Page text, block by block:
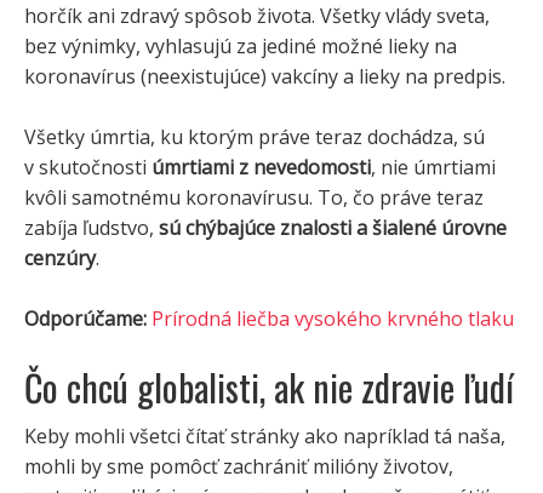
horčík ani zdravý spôsob života. Všetky vlády sveta,
bez výnimky, vyhlasujú za jediné možné lieky na
koronavírus (neexistujúce) vakcíny a lieky na predpis.
Všetky úmrtia, ku ktorým práve teraz dochádza, sú
v skutočnosti úmrtiami z nevedomosti, nie úmrtiami
kvôli samotnému koronavírusu. To, čo práve teraz
zabíja ľudstvo, sú chýbajúce znalosti a šialené úrovne
cenzúry.
Odporúčame: Prírodná liečba vysokého krvného tlaku
Čo chcú globalisti, ak nie zdravie ľudí
Keby mohli všetci čítať stránky ako napríklad tá naša,
mohli by sme pomôcť zachrániť milióny životov,